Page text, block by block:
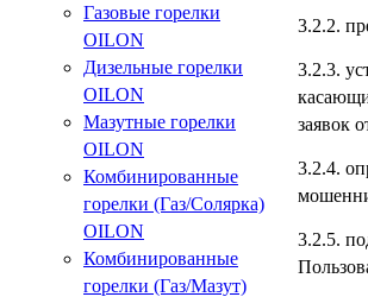
3.2.2.
3.2.3.
заявок
3.2.4.
3.2.5.
Газовые горелки
OILON
Дизельные горелки
OILON
Мазутные горелки
OILON
Комбинированные
горелки (Газ/Солярка)
OILON
Комбинированные
горелки (Газ/Мазут)